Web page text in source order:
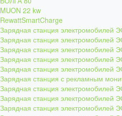
MUON 22 kw
RewattSmartCharge
Зарядная станция электромобилей
Зарядная станция электромобилей
Зарядная станция электромобилей
Зарядная станция электромобилей
Зарядная станция электромобилей
Зарядная станция с рекламным
Зарядная станция электромобилей
Зарядная станция электромобилей
Зарядная станция электромобилей